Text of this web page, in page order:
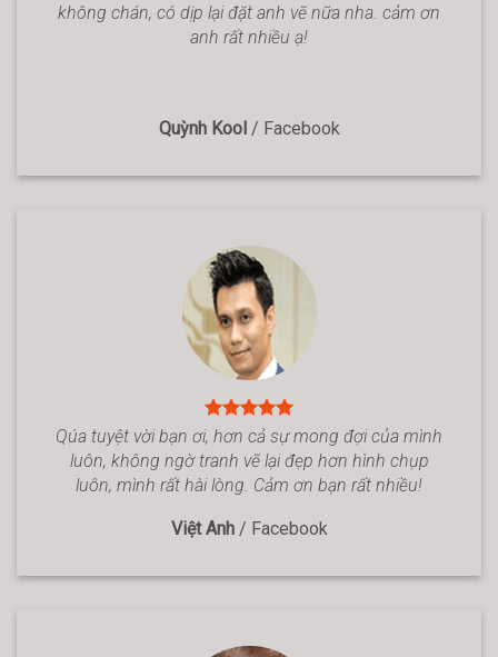
không chán, có dịp lại đặt anh vẽ nữa nha. cảm ơn
anh rất nhiều ạ!
Quỳnh Kool / Facebook
Qúa tuyệt vời bạn ơi, hơn cả sự mong đợi của mình
luôn, không ngờ tranh vẽ lại đẹp hơn hình chụp
luôn, mình rất hài lòng. Cảm ơn bạn rất nhiều!
Việt Anh / Facebook